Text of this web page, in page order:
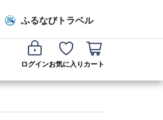
ふるなびトラベル
ログインお気に入り カート